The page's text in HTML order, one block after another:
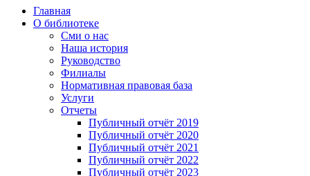
Главная
О библиотеке
Сми о нас
Наша история
Руководство
Филиалы
Нормативная правовая база
Услуги
Отчеты
Публичный отчёт 2019
Публичный отчёт 2020
Публичный отчёт 2021
Публичный отчёт 2022
Публичный отчёт 2023